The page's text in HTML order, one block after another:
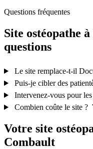
Questions fréquentes
Site ostéopathe
questions
Le site remplace-t-il
Puis-je cibler des
Intervenez-vous pour
Combien coûte le site ?
Votre site
Combault